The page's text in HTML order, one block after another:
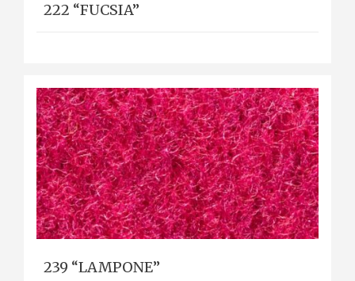
222 “FUCSIA”
239 “LAMPONE”